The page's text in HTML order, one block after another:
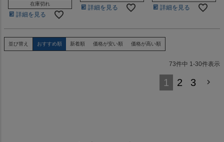
在庫切れ
詳細を見る
詳細を見る 詳細を見る
並び替え おすすめ順 新着順 価格が安い順 価格が高い順
73件中 1-30件表示
1 2 3